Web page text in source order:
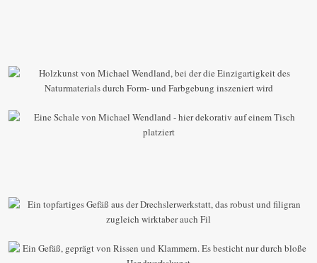
Die Kunst liegt im Herausarbeiten der Schönheit des
Naturmaterials
Handgedrechselte Schale, die durch ihre leichte
Asymmetrie ihre Einzigartigkeit erhält
Rillen und Maserung machen die bauchartige Vase
zum Einzelstück
Einzigartig auch diese Holzkreation, die mit ihrer